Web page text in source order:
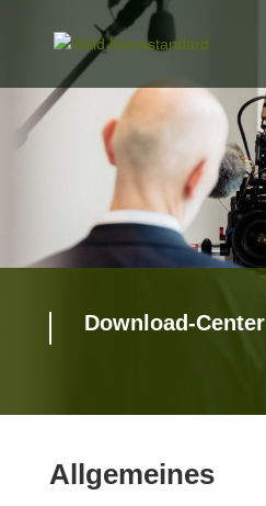
Download-Center
Allgemeines